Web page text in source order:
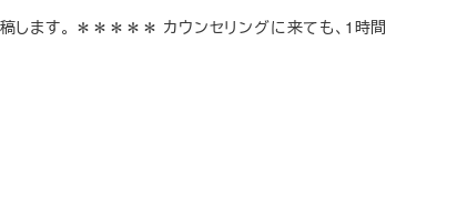
ます。 ＊＊＊＊＊ カウンセリングに来ても、1時間